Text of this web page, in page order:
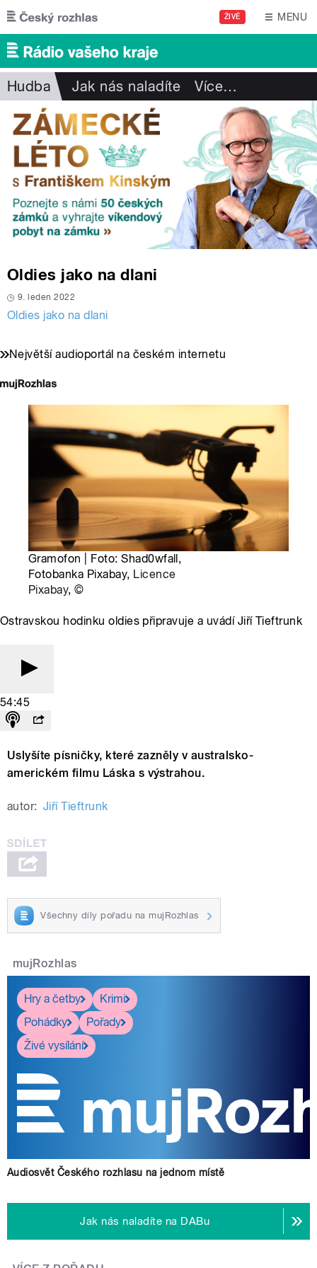
Přejít k hlavnímu obsahu
ŽIVĚ MENU
Hudba Jak nás naladíte Více…
Oldies jako na dlani
9. leden 2022
Oldies jako na dlani
Největší audioportál na českém internetu
Gramofon | Foto: Shad0wfall,
Fotobanka Pixabay, Licence
Pixabay,©
Ostravskou hodinku oldies připravuje a uvádí Jiří Tieftrunk
54:45
Uslyšíte písničky, které zazněly v australsko-
americkém filmu Láska s výstrahou.
autor: Jiří Tieftrunk
Všechny díly pořadu na mujRozhlas
mujRozhlas
Hry a četby
Krimi
Pohádky
Pořady
Živé vysílání
Audiosvět Českého rozhlasu na jednom místě
Jak nás naladíte na DABu